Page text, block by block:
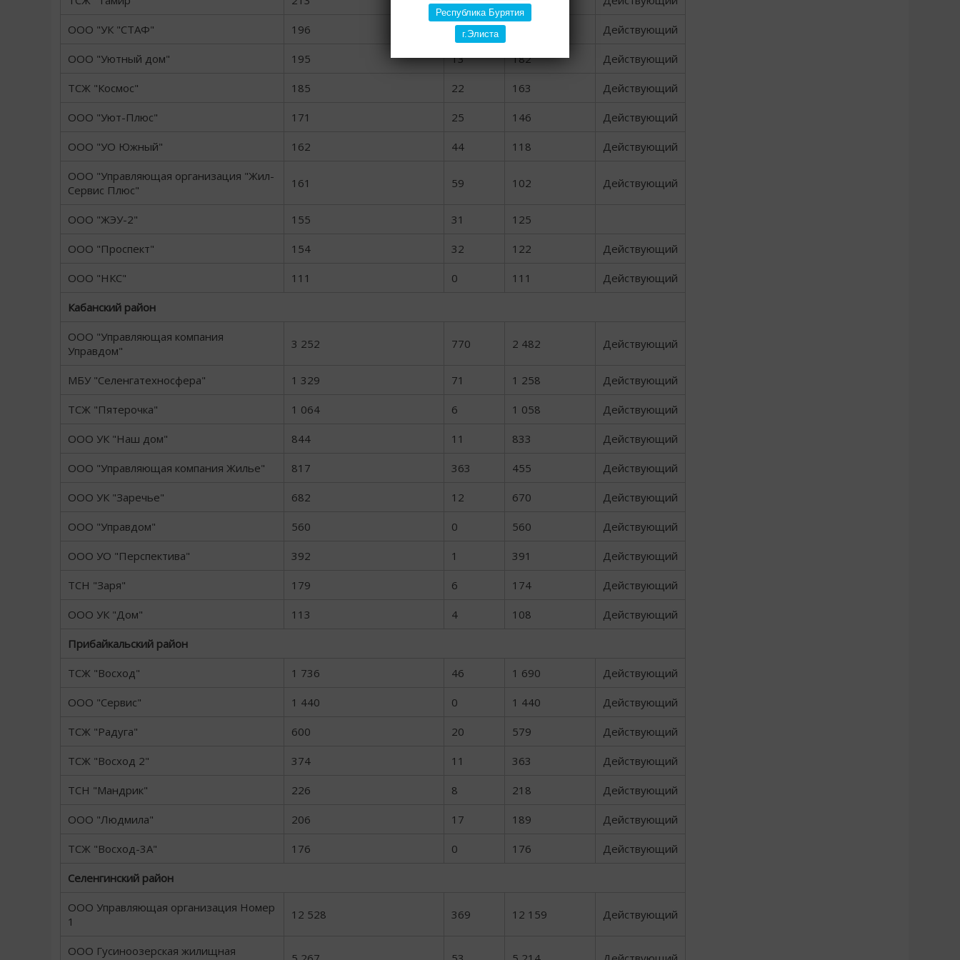
Республика Бурятия
г.Элиста
ООО "УК "СТАФ" 196 87 Действующий
ООО "Уютный дом" 195 13 182 Действующий
ТСЖ "Космос" 185 22 163 Действующий
ООО "Уют-Плюс" 171 25 146 Действующий
ООО "УО Южный" 162 44 118 Действующий
ООО "Управляющая организация "Жил-
Сервис Плюс"
161 59 102 Действующий
ООО "ЖЭУ-2" 155 31 125
ООО "Проспект" 154 32 122 Действующий
ООО "НКС" 111 0 111 Действующий
Кабанский район
ООО "Управляющая компания
Управдом"
3 252 770 2 482 Действующий
МБУ "Селенгатехносфера" 1 329 71 1 258 Действующий
ТСЖ "Пятерочка" 1 064 6 1 058 Действующий
ООО УК "Наш дом" 844 11 833 Действующий
ООО "Управляющая компания Жилье" 817 363 455 Действующий
ООО УК "Заречье" 682 12 670 Действующий
ООО "Управдом" 560 0 560 Действующий
ООО УО "Перспектива" 392 1 391 Действующий
ТСН "Заря" 179 6 174 Действующий
ООО УК "Дом" 113 4 108 Действующий
Прибайкальский район
ТСЖ "Восход" 1 736 46 1 690 Действующий
ООО "Сервис" 1 440 0 1 440 Действующий
ТСЖ "Радуга" 600 20 579 Действующий
ТСЖ "Восход 2" 374 11 363 Действующий
ТСН "Мандрик" 226 8 218 Действующий
ООО "Людмила" 206 17 189 Действующий
ТСЖ "Восход-3А" 176 0 176 Действующий
Селенгинский район
ООО Управляющая организация Номер
1
12 528 369 12 159 Действующий
ООО Гусиноозерская жилищная